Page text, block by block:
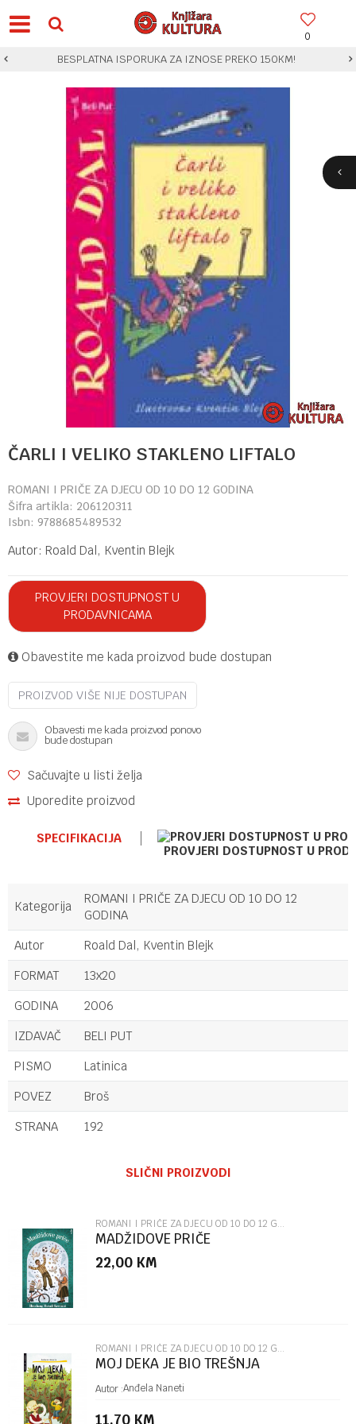
0
BESPLATNA ISPORUKA ZA IZNOSE PREKO 150KM!
ČARLI I VELIKO STAKLENO LIFTALO
ROMANI I PRIČE ZA DJECU OD 10 DO 12 GODINA
Šifra artikla: 206120311
Isbn: 9788685489532
Autor: Roald Dal, Kventin Blejk
PROVJERI DOSTUPNOST U
PRODAVNICAMA
Obavestite me kada proizvod bude dostupan
PROIZVOD VIŠE NIJE DOSTUPAN
Obavesti me kada proizvod ponovo
bude dostupan
Sačuvajte u listi želja
Uporedite proizvod
SPECIFIKACIJA
PROVJERI DOSTUPNOST U
Kategorija
ROMANI I PRIČE ZA DJECU OD 10 DO 12
GODINA
Autor
Roald Dal, Kventin Blejk
FORMAT
13x20
GODINA
2006
IZDAVAČ
BELI PUT
PISMO
Latinica
POVEZ
Broš
STRANA
192
Poruka
POŠALJI
SLIČNI PROIZVODI
ROMANI I PRIČE ZA DJECU OD 10 DO 12 GODINA
MADŽIDOVE PRIČE
22,00 KM
ROMANI I PRIČE ZA DJECU OD 10 DO 12 GODINA
MOJ DEKA JE BIO TREŠNJA
Autor :Anđela Naneti
11,70 KM